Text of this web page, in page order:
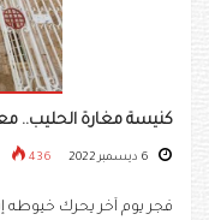
كنيسة مغارة الحليب..
436
فجر يوم آخر يحرك خيوطه